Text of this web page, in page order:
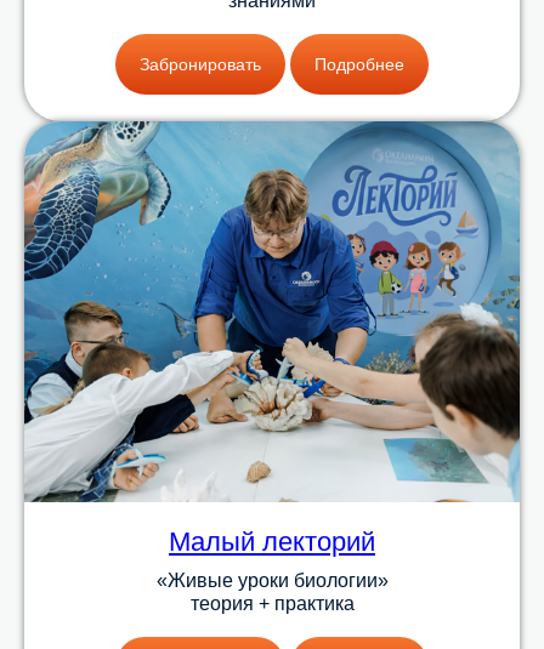
Забронировать Подробнее
Малый лекторий
«Живые уроки биологии»
теория + практика